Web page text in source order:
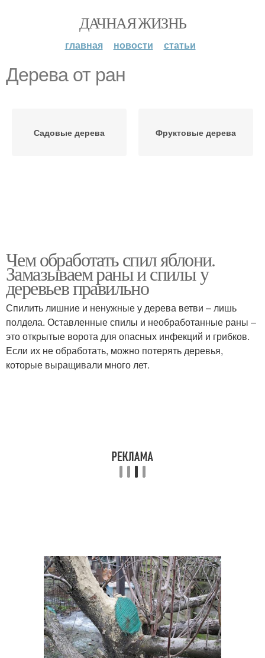
ДАЧНАЯ ЖИЗНЬ
главная новости статьи
Дерева от ран
Садовые дерева Фруктовые дерева
Чем обработать спил яблони.
Замазываем раны и спилы у
деревьев правильно
Спилить лишние и ненужные у дерева ветви – лишь
полдела. Оставленные спилы и необработанные раны –
это открытые ворота для опасных инфекций и грибков.
Если их не обработать, можно потерять деревья,
которые выращивали много лет.